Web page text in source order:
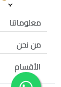
معلوماتنا
من نحن
الأقسام